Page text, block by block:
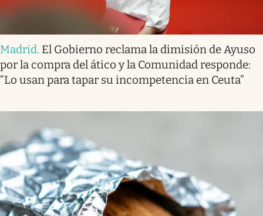
Madrid. El Gobierno reclama la dimisión de Ayuso
por la compra del ático y la Comunidad responde:
“Lo usan para tapar su incompetencia en Ceuta”